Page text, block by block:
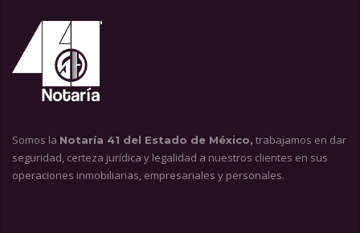
Somos la Notaría 41 del Estado de México, trabajamos en dar
seguridad, certeza jurídica y legalidad a nuestros clientes en sus
operaciones inmobiliarias, empresariales y personales.